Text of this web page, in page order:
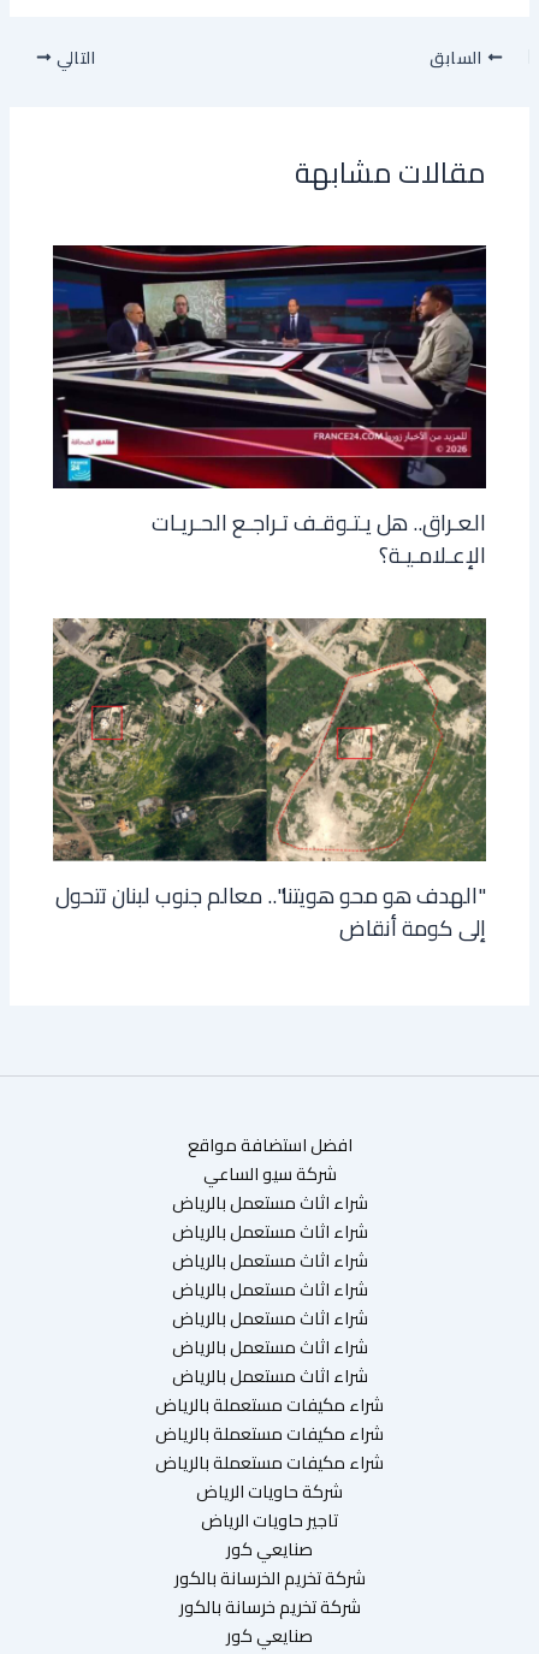
السابق التالي
مقالات مشابهة
العـراق.. هل يـتـوقـف تـراجـع الحـريـات
الإعـلامـيـة؟
"الهدف هو محو هويتنا".. معالم جنوب لبنان تتحول
إلى كومة أنقاض
افضل استضافة مواقع
شركة سيو الساعي
شراء اثاث مستعمل بالرياض
شراء اثاث مستعمل بالرياض
شراء اثاث مستعمل بالرياض
شراء اثاث مستعمل بالرياض
شراء اثاث مستعمل بالرياض
شراء اثاث مستعمل بالرياض
شراء اثاث مستعمل بالرياض
شراء مكيفات مستعملة بالرياض
شراء مكيفات مستعملة بالرياض
شراء مكيفات مستعملة بالرياض
شركة حاويات الرياض
تاجير حاويات الرياض
صنايعي كور
شركة تخريم الخرسانة بالكور
شركة تخريم خرسانة بالكور
صنايعي كور